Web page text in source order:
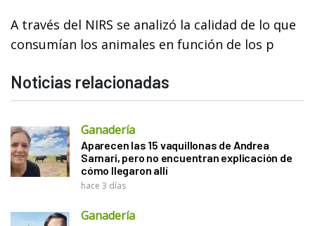
A través del NIRS se analizó la calidad de lo que
consumían los animales en función de los p
Noticias relacionadas
Ganadería
Aparecen las 15 vaquillonas de Andrea
Sarnari, pero no encuentran explicación de
cómo llegaron allí
hace 3 días
Ganadería